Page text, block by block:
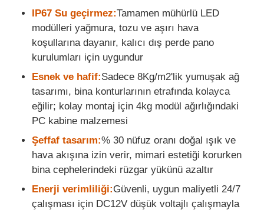
LED örgü ekranı
LED şeffaf film ekranı
Şeffaf LED Ekran
Drone Uçan LED Ekran
holografik LED ekran
LED ızgara ekranı
IP67 Su geçirmez:Tamamen mühürlü LED
modülleri yağmura, tozu ve aşırı hava
koşullarına dayanır, kalıcı dış perde pano
kurulumları için uygundur
Esnek ve hafif:Sadece 8Kg/m2'lik yumuşak ağ
tasarımı, bina konturlarının etrafında kolayca
eğilir; kolay montaj için 4kg modül ağırlığındaki
PC kabine malzemesi
Şeffaf tasarım:% 30 nüfuz oranı doğal ışık ve
hava akışına izin verir, mimari estetiği korurken
bina cephelerindeki rüzgar yükünü azaltır
Enerji verimliliği:Güvenli, uygun maliyetli 24/7
çalışması için DC12V düşük voltajlı çalışmayla